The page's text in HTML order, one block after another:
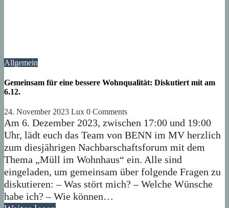
Allgemein
Gemeinsam für eine bessere Wohnqualität: Diskutiert mit am
6.12.
24. November 2023 Lux 0 Comments
Am 6. Dezember 2023, zwischen 17:00 und 19:00
Uhr, lädt euch das Team von BENN im MV herzlich
zum diesjährigen Nachbarschaftsforum mit dem
Thema „Müll im Wohnhaus“ ein. Alle sind
eingeladen, um gemeinsam über folgende Fragen zu
diskutieren: – Was stört mich? – Welche Wünsche
habe ich? – Wie können…